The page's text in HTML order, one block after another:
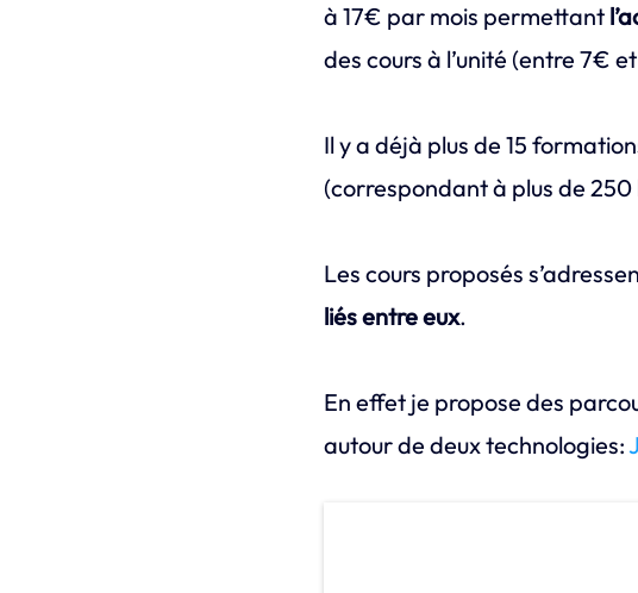
à 17€ par mois permettant
des cours à l’unité (entre 7€
Il y a déjà plus de 15
(correspondant à plus de
Les cours proposés
liés entre eux.
En effet je propose des
autour de deux technologies: